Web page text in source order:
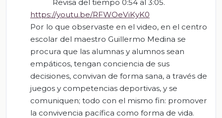
Revisa del tiempo 0:54 al 3:05.
https://youtu.be/RFWOeViKyK0
Por lo que observaste en el video, en el centro
escolar del maestro Guillermo Medina se
procura que las alumnas y alumnos sean
empáticos, tengan conciencia de sus
decisiones, convivan de forma sana, a través de
juegos y competencias deportivas, y se
comuniquen; todo con el mismo fin: promover
la convivencia pacífica como forma de vida.